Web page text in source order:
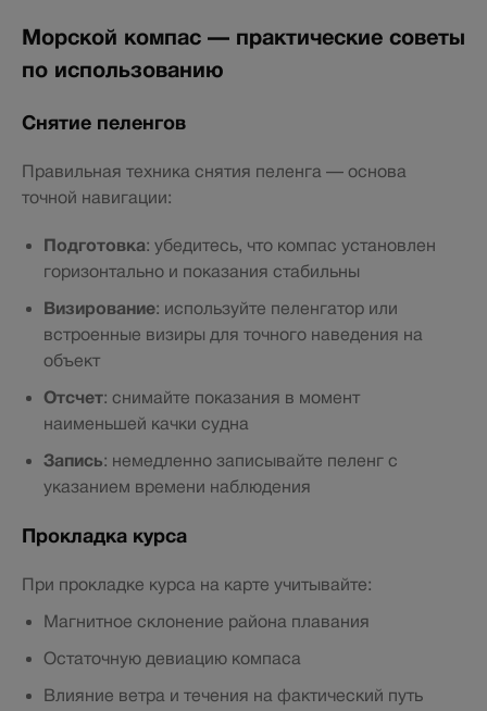
Морской компас — практические советы
по использованию
Снятие пеленгов
Правильная техника снятия пеленга — основа
точной навигации:
Подготовка: убедитесь, что компас установлен
горизонтально и показания стабильны
Визирование: используйте пеленгатор или
встроенные визиры для точного наведения на
объект
Отсчет: снимайте показания в момент
наименьшей качки судна
Запись: немедленно записывайте пеленг с
указанием времени наблюдения
Прокладка курса
При прокладке курса на карте учитывайте:
Магнитное склонение района плавания
Остаточную девиацию компаса
Влияние ветра и течения на фактический путь